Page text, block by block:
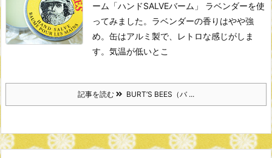
ーム「ハンドSALVEバーム」 ラベンダーを使
ってみました。 ラベンダーの香りはやや強
め。 缶はアルミ製で、レトロな感じがしま
す。 気温が低いとこ
記事を読む BURT’S BEES（バ ...